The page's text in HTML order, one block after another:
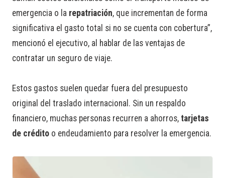
emergencia o la repatriación, que incrementan de forma
significativa el gasto total si no se cuenta con cobertura”,
mencionó el ejecutivo, al hablar de las ventajas de
contratar un seguro de viaje.
Estos gastos suelen quedar fuera del presupuesto
original del traslado internacional. Sin un respaldo
financiero, muchas personas recurren a ahorros, tarjetas
de crédito o endeudamiento para resolver la emergencia.